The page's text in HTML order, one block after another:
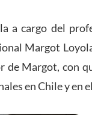
a cargo del
Margot
de Margot, con
en Chile y en